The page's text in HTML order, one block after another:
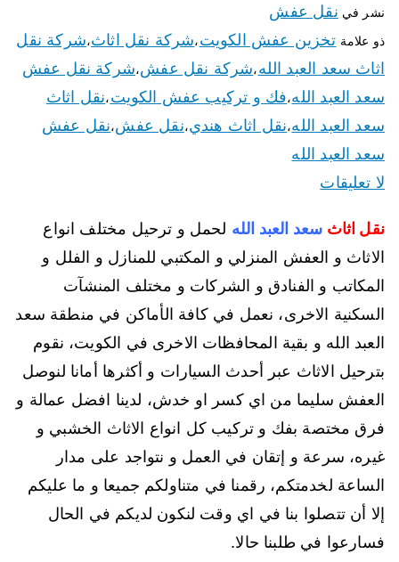
نشر في نقل عفش
ذو علامة تخزين عفش الكويت،شركة نقل اثاث،شركة نقل
اثاث سعد العبد الله،شركة نقل عفش،شركة نقل عفش
سعد العبد الله،فك و تركيب عفش الكويت،نقل اثاث
سعد العبد الله،نقل اثاث هندي،نقل عفش،نقل عفش
سعد العبد الله
لا تعليقات
نقل اثاث سعد العبد الله لحمل و ترحيل مختلف انواع
الاثاث و العفش المنزلي و المكتبي للمنازل و الفلل و
المكاتب و الفنادق و الشركات و مختلف المنشآت
السكنية الاخرى، نعمل في كافة الأماكن في منطقة سعد
العبد الله و بقية المحافظات الاخرى في الكويت، نقوم
بترحيل الاثاث عبر أحدث السيارات و أكثرها أمانا لنوصل
العفش سليما من اي كسر او خدش، لدينا افضل عمالة و
فرق مختصة بفك و تركيب كل انواع الاثاث الخشبي و
غيره، سرعة و إتقان في العمل و نتواجد على مدار
الساعة لخدمتكم، رقمنا في متناولكم جميعا و ما عليكم
إلا أن تتصلوا بنا في اي وقت لنكون لديكم في الحال
فسارعوا في طلبنا حالا.